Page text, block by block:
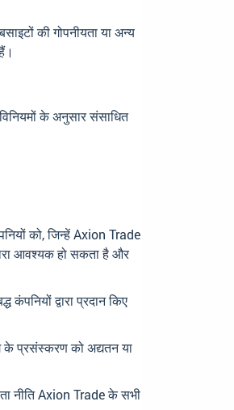
की गोपनीयता या अन्य
के अनुसार संसाधित
को, जिन्हें Axion Trade
आवश्यक हो सकता है और
द्वारा प्रदान किए
के प्रसंस्करण को अद्यतन या
नीति Axion Trade के सभी